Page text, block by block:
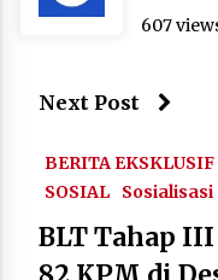
607
Next Post
BERITA EKSKLUSIF
SOSIAL
Sosialisasi
BLT Tahap